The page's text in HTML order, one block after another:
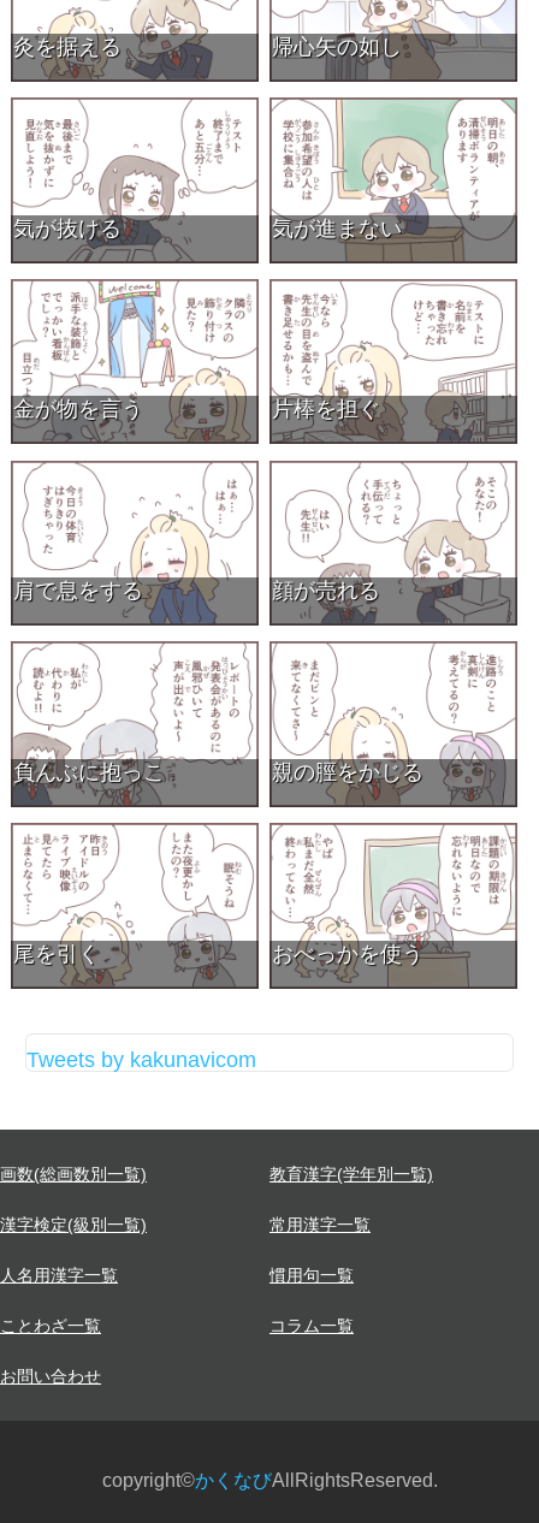
灸を据える 帰心矢の如し
気が抜ける 気が進まない
金が物を言う 片棒を担ぐ
肩で息をする 顔が売れる
負んぶに抱っこ 親の脛をかじる
尾を引く おべっかを使う
Tweets by kakunavicom
画数(総画数別一覧) 教育漢字(学年別一覧)
漢字検定(級別一覧) 常用漢字一覧
人名用漢字一覧 慣用句一覧
ことわざ一覧 コラム一覧
お問い合わせ
copyright©かくなびAllRightsReserved.